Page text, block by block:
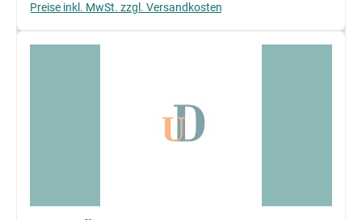
Preise inkl. MwSt. zzgl. Versandkosten